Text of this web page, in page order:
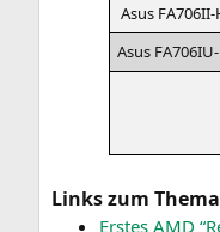
Asus
Asus
Links zum
Ers­tes AMD